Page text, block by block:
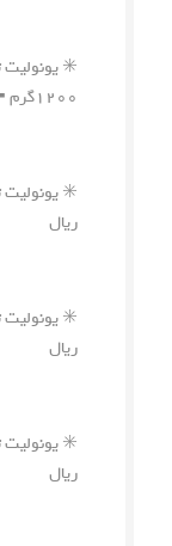
۱۲۰۰گرم ⬅️۷۵۰,۰۰۰ ریال
ریال
ریال
ریال